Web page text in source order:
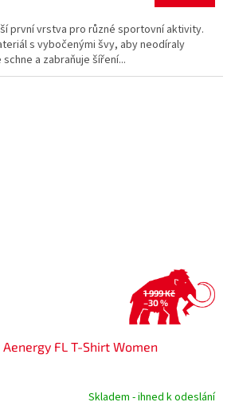
první vrstva pro různé sportovní aktivity.
s vybočenými švy, aby neodíraly
a zabraňuje šíření...
1 999 Kč
–30 %
FL T-Shirt Women
Skladem - ihned k odeslání